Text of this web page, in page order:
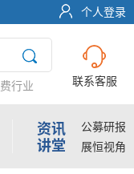
个人登录
行业 联系客服
资讯
讲堂
公募研报
展恒视角